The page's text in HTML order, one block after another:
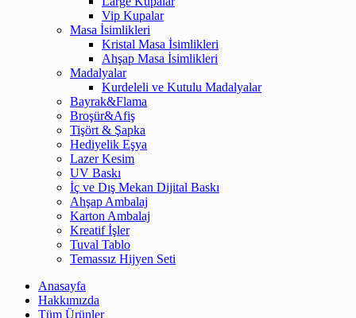
Vip Kupalar
Masa İsimlikleri
Kristal Masa İsimlikleri
Ahşap Masa İsimlikleri
Madalyalar
Kurdeleli ve Kutulu Madalyalar
Bayrak&Flama
Broşür&Afiş
Tişört & Şapka
Hediyelik Eşya
Lazer Kesim
UV Baskı
İç ve Dış Mekan Dijital Baskı
Ahşap Ambalaj
Karton Ambalaj
Kreatif İşler
Tuval Tablo
Temassız Hijyen Seti
Anasayfa
Hakkımızda
Tüm Ürünler